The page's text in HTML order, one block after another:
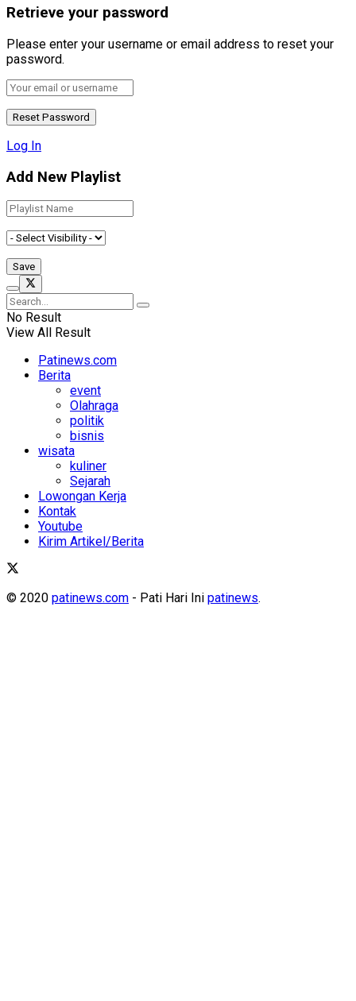
Retrieve your password
Please enter your username or email address to reset your
password.
Log In
Add New Playlist
No Result
View All Result
Patinews.com
Berita
event
Olahraga
politik
bisnis
wisata
kuliner
Sejarah
Lowongan Kerja
Kontak
Youtube
Kirim Artikel/Berita
© 2020 patinews.com - Pati Hari Ini patinews.